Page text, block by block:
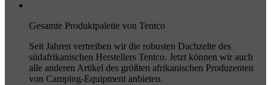
Gesamte Produktpalette von Tentco
Seit Jahren vertreiben wir die robusten Dachzelte des
südafrikanischen Herstellers Tentco. Jetzt können wir auch
alle anderen Artikel des größten afrikanischen Produzenten
von Camping-Equipment anbieten.